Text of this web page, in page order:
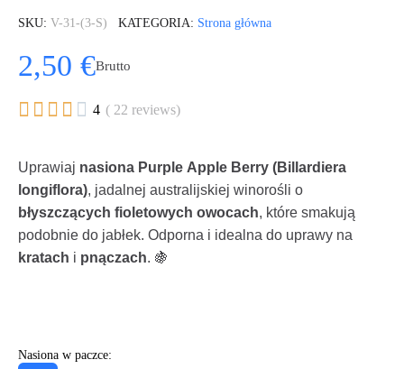
SKU V-31-(3-S) KATEGORIA Strona główna
2,50 €Brutto
     4 ( 22 reviews)
Uprawiaj nasiona Purple Apple Berry (Billardiera
longiflora), jadalnej australijskiej winorośli o
błyszczących fioletowych owocach, które smakują
podobnie do jabłek. Odporna i idealna do uprawy na
kratach i pnączach. 🍇
Nasiona w paczce: